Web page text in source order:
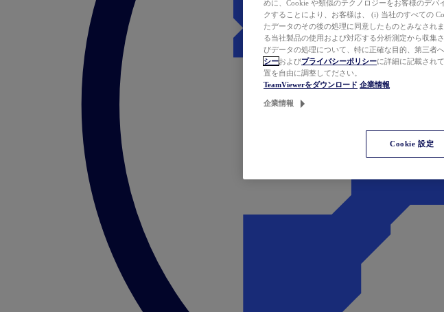
めに、Cookie や類似のテクノロジーをお客様のデバ
クすることにより、お客様は、 (i) 当社のすべての
たデータのその後の処理に同意したものとみなされ
る当社製品の使用および対応する分析測定から収集
びデータの処理について、特に正確な目的、第三者
シーおよびプライバシーポリシーに詳細に記載され
置を自由に調整してださい。
TeamViewerをダウンロード 企業情報
企業情報
Cookie 設定